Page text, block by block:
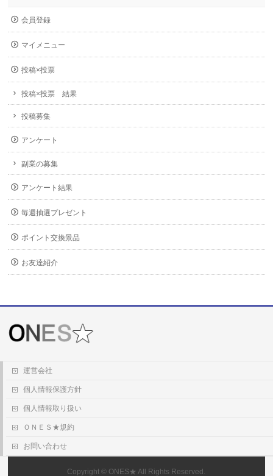
会員登録
マイメニュー
投稿×投票
投稿×投票 結果
投稿募集
アンケート
副業の募集
アンケート結果
毎週抽選プレゼント
ポイント交換景品
お友達紹介
運営会社
個人情報保護方針
個人情報取り扱い
ＯＮＥＳ★規約
お問い合わせ
Copyright © ONES★ All Rights Reserved.